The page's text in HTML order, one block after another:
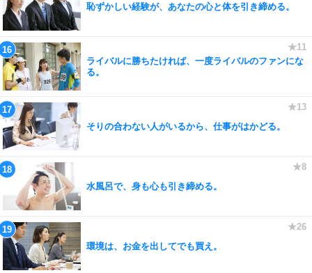
恥ずかしい経験が、あなたの心と体を引き締める。
ライバルに勝ちたければ、一度ライバルのファンにな
る。
そりの合わない人がいるから、仕事がはかどる。
水風呂で、身も心も引き締める。
環境は、お金を出してでも買え。